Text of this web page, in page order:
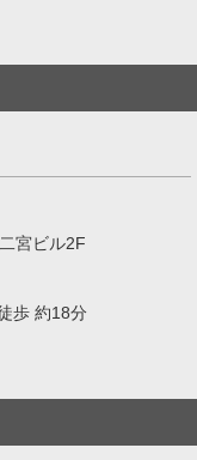
宮ビル2F
歩 約18分